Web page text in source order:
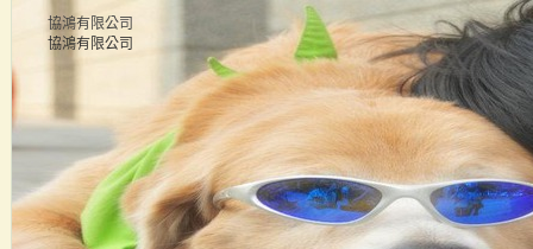
協鴻有限公司
協鴻有限公司